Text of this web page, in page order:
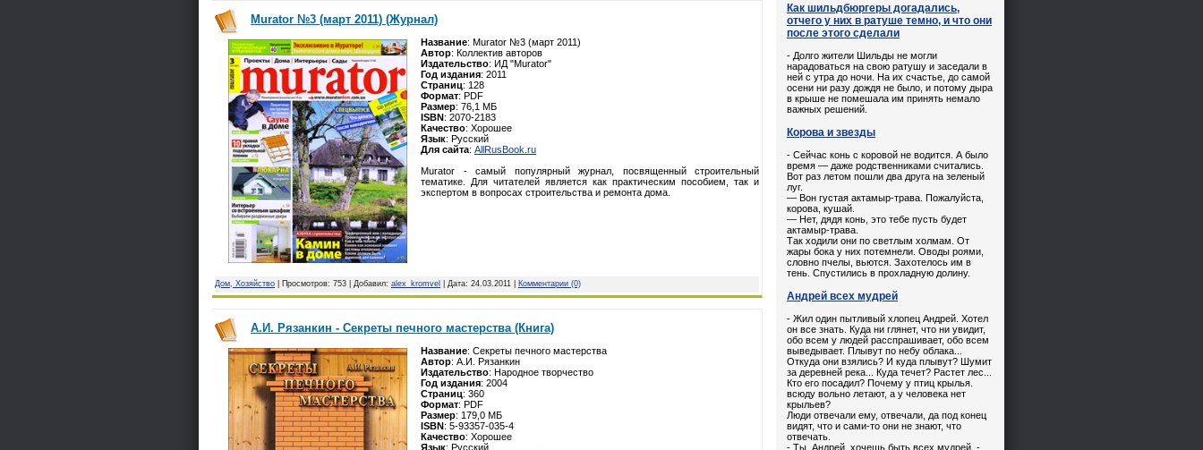
Murator №3 (март 2011) (Журнал)
Название: Murator №3 (март 2011)
Автор: Коллектив авторов
Издательство: ИД "Murator"
Год издания: 2011
Страниц: 128
Формат: PDF
Размер: 76,1 МБ
ISBN : 2070-2183
Качество: Хорошее
Язык: Русский
Для сайта: AllRusBook.ru
Murator - самый популярный журнал, посвященный строительный
тематике. Для читателей является как практическим пособием, так и
экспертом в вопросах строительства и ремонта дома.
Дом, Хозяйство | Просмотров: 753 | Добавил: alex_kromvel | Дата: 24.03.2011 Комментарии (0)
А.И. Рязанкин - Секреты печного мастерства (Книга)
Название: Секреты печного мастерства
Автор: А.И. Рязанкин
Издательство: Народное творчество
Год издания: 2004
Страниц: 360
Формат: PDF
Размер: 179,0 МБ
ISBN : 5-93357-035-4
Качество: Хорошее
Язык: Русский
Как шильдбюргеры догадались,
отчего у них в ратуше темно, и что они
после этого сделали
- Долго жители Шильды не могли
нарадоваться на свою ратушу и заседали в
ней с утра до ночи. На их счастье, до самой
осени ни разу дождя не было, и потому дыра
в крыше не помешала им принять немало
важных решений.
Корова и звезды
- Сейчас конь с коровой не водится. А было
время — даже родственниками считались.
Вот раз летом пошли два друга на зеленый
луг.
— Вон густая актамыр-трава. Пожалуйста,
корова, кушай.
— Нет, дядя конь, это тебе пусть будет
актамыр-трава.
Так ходили они по светлым холмам. От
жары бока у них потемнели. Оводы роями,
словно пчелы, вьются. Захотелось им в
тень. Спустились в прохладную долину.
Андрей всех мудрей
- Жил один пытливый хлопец Андрей. Хотел
он все знать. Куда ни глянет, что ни увидит,
обо всем у людей расспрашивает, обо всем
выведывает. Плывут по небу облака...
Откуда они взялись? И куда плывут? Шумит
за деревней река... Куда течет? Растет лес...
Кто его посадил? Почему у птиц крылья.
всюду вольно летают, а у человека нет
крыльев?
Люди отвечали ему, отвечали, да под конец
видят, что и сами-то они не знают, что
отвечать.
- Ты, Андрей, хочешь быть всех мудрей, -